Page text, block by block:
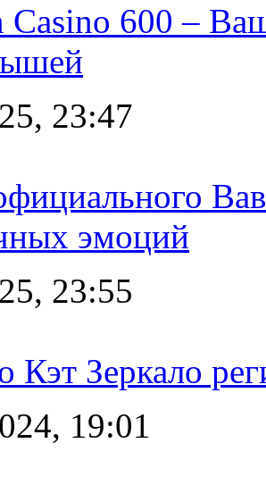
600 –
23:47
эмоций
23:55
Кэт Зеркало
19:01